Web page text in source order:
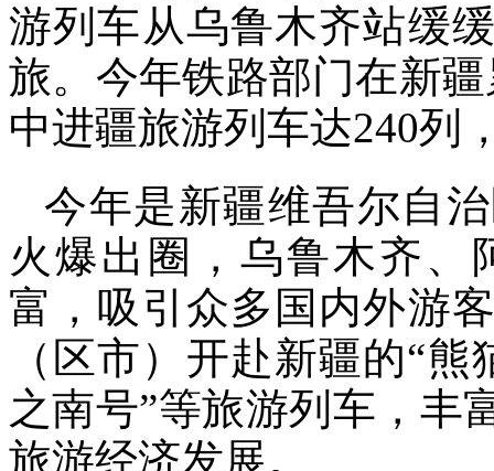
游列车从乌鲁木齐站缓
旅。今年铁路部门在新
中进疆旅游列车达240列
今年是新疆维吾尔自
火爆出圈，乌鲁木齐、
富，吸引众多国内外游
（区市）开赴新疆的“
之南号”等旅游列车，丰
旅游经济发展。